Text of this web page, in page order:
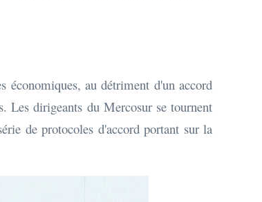
économiques, au détriment d'un accord
Les dirigeants du Mercosur se tournent
de protocoles d'accord portant sur la